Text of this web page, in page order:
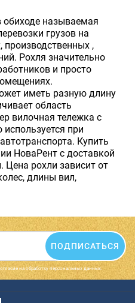
обиходе называемая
грузов на
производственных ,
Рохля значительно
и просто
иметь разную длину
область
вилочная тележка с
при
Купить
НоваРент с доставкой
Цена рохли зависит от
длины вил,
ПОДПИСАТЬСЯ
на обработку персональных данных.